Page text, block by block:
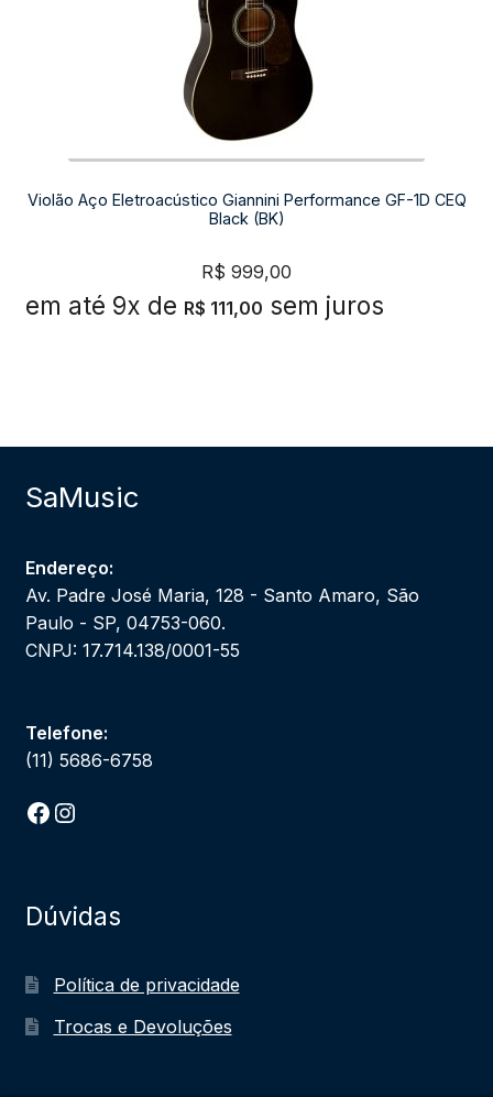
Violão Aço Eletroacústico Giannini Performance GF-1D CEQ
Black (BK)
R$ 999,00
em até 9x de R$ 111,00 sem juros
SaMusic
Endereço:
Av. Padre José Maria, 128 - Santo Amaro, São
Paulo - SP, 04753-060.
CNPJ: 17.714.138/0001-55
Telefone:
(11) 5686-6758
Facebook
Instagram
Dúvidas
Política de privacidade
Trocas e Devoluções